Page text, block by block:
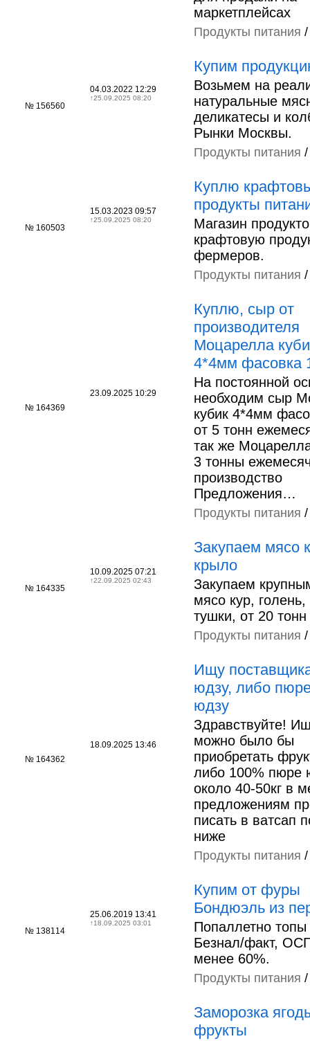
маркетплейсах
Продукты питания
№ 156560
04.03.2022 12:29
↑25.09.2025 08:20
Купим
Возьмем на
натуральные
деликатесы и
Рынки Москвы.
Продукты питания
№ 160503
15.03.2023 09:57
↑25.09.2025 08:20
Куплю
продукты
Магазин
крафтовую
фермеров.
Продукты питания
№ 164369
23.09.2025 10:29
Куплю, сыр от
производителя
Моцарелла
4*4мм фасовка
На постоянной
необходим сыр
кубик 4*4мм
от 5 тонн
так же
3 тонны
производство
Предложения…
Продукты питания
№ 164335
10.09.2025 07:21
↑22.09.2025 02:43
Закупаем мясо
крыло
Закупаем
мясо кур,
тушки, от 20 тонн
Продукты питания
№ 164362
18.09.2025 13:46
Ищу
юдзу, либо
юдзу
Здравствуйте!
можно было бы
приобретать
либо 100% пюре
около 40-50кг в
предложениям
писать в ватсап
ниже
Продукты питания
№ 138114
25.06.2019 13:41
↑18.09.2025 03:01
Купим от фуры
Бондюэль из
Попаллетно
Безнал/факт,
менее 60%.
Продукты питания
Заморозка
фрукты